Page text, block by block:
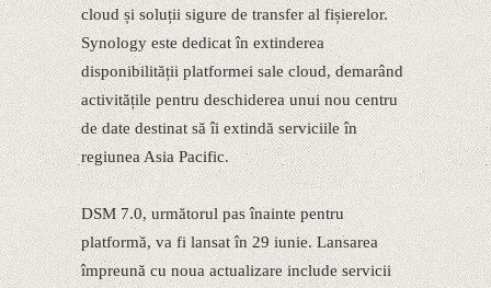
cloud și soluții sigure de transfer al fișierelor.
Synology este dedicat în extinderea
disponibilității platformei sale cloud, demarând
activitățile pentru deschiderea unui nou centru
de date destinat să îi extindă serviciile în
regiunea Asia Pacific.
DSM 7.0, următorul pas înainte pentru
platformă, va fi lansat în 29 iunie. Lansarea
împreună cu noua actualizare include servicii